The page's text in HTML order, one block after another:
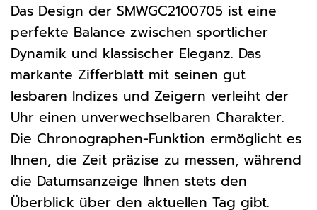
Das Design der SMWGC2100705 ist eine
perfekte Balance zwischen sportlicher
Dynamik und klassischer Eleganz. Das
markante Zifferblatt mit seinen gut
lesbaren Indizes und Zeigern verleiht der
Uhr einen unverwechselbaren Charakter.
Die Chronographen-Funktion ermöglicht es
Ihnen, die Zeit präzise zu messen, während
die Datumsanzeige Ihnen stets den
Überblick über den aktuellen Tag gibt.